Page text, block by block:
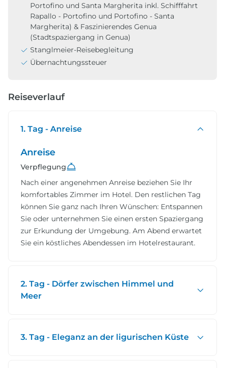
Portofino und Santa Margherita inkl. Schifffahrt
Rapallo - Portofino und Portofino - Santa
Margherita) & Faszinierendes Genua
(Stadtspaziergang in Genua)
Stanglmeier-Reisebegleitung
Übernachtungssteuer
Reiseverlauf
1. Tag - Anreise
Anreise
Verpflegung
Nach einer angenehmen Anreise beziehen Sie Ihr
komfortables Zimmer im Hotel. Den restlichen Tag
können Sie ganz nach Ihren Wünschen: Entspannen
Sie oder unternehmen Sie einen ersten Spaziergang
zur Erkundung der Umgebung. Am Abend erwartet
Sie ein köstliches Abendessen im Hotelrestaurant.
2. Tag - Dörfer zwischen Himmel und
Meer
3. Tag - Eleganz an der ligurischen Küste